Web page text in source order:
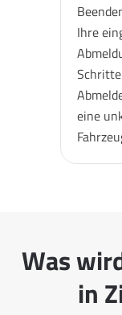
Ihre
eine
Was
in